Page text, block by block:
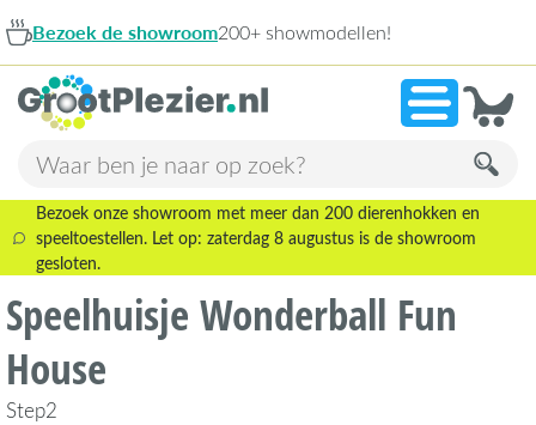
showroom200+ showmodellen!
Bezoek onze showroom met meer dan 200 dierenhokken en
speeltoestellen. Let op: zaterdag 8 augustus is de showroom
gesloten.
Speelhuisje Wonderball Fun
House
Step2